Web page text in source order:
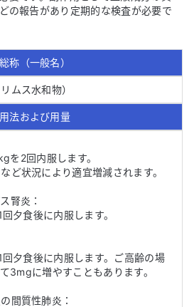
の報告があり定期的な検査が必要で
総称（一般名）
ムス水和物）
用法および用量
2回内服します。
ど状況により適宜増減されます。
腎炎：
夕食後に内服します。
回夕食後に内服します。ご高齢の場
3mgに増やすこともあります。
間質性肺炎：